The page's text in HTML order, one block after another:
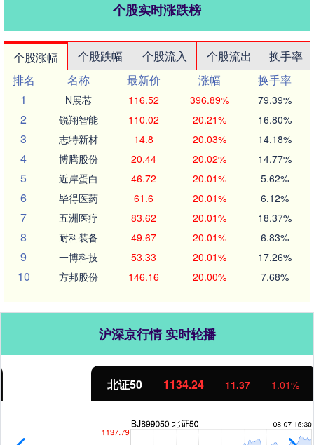
个股实时涨跌榜
个股涨幅 个股跌幅 个股流入 个股流出
换手率
排名
名称 最新价 涨幅
换手率
1
N展芯 116.52 396.89% 79.39%
2 锐翔智能 110.02 20.21% 16.80%
3 志特新材 14.8 20.03% 14.18%
4 博腾股份 20.44 20.02% 14.77%
5 近岸蛋白 46.72 20.01% 5.62%
6 毕得医药 61.6 20.01% 6.12%
7 五洲医疗 83.62 20.01% 18.37%
8 耐科装备 49.67 20.01% 6.83%
9 一博科技 53.33 20.01% 17.26%
10 方邦股份 146.16 20.00% 7.68%
沪深京行情 实时轮播
1134.24 11.37 1.01%